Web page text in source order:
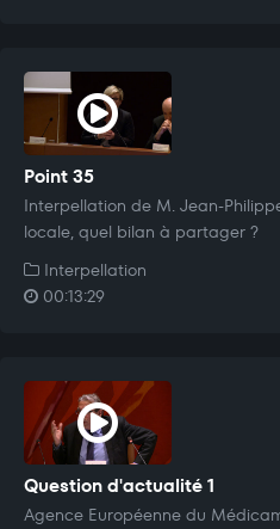
Point 35
Interpellation de M. Jean-
locale, quel bilan à partager ?
Interpellation
00:13:29
Question d'actualité 1
Agence Européenne du